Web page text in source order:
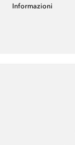
Informazioni